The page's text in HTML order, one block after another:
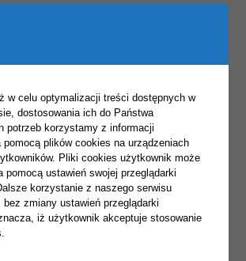
2020
w celu optymalizacji treści dostępnych w
dostosowania ich do Państwa
potrzeb korzystamy z informacji
pomocą plików cookies na urządzeniach
Pliki cookies użytkownik może
pomocą ustawień swojej przeglądarki
korzystanie z naszego serwisu
bez zmiany ustawień przeglądarki
iż użytkownik akceptuje stosowanie